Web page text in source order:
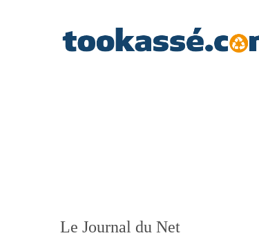
Le Journal du Net